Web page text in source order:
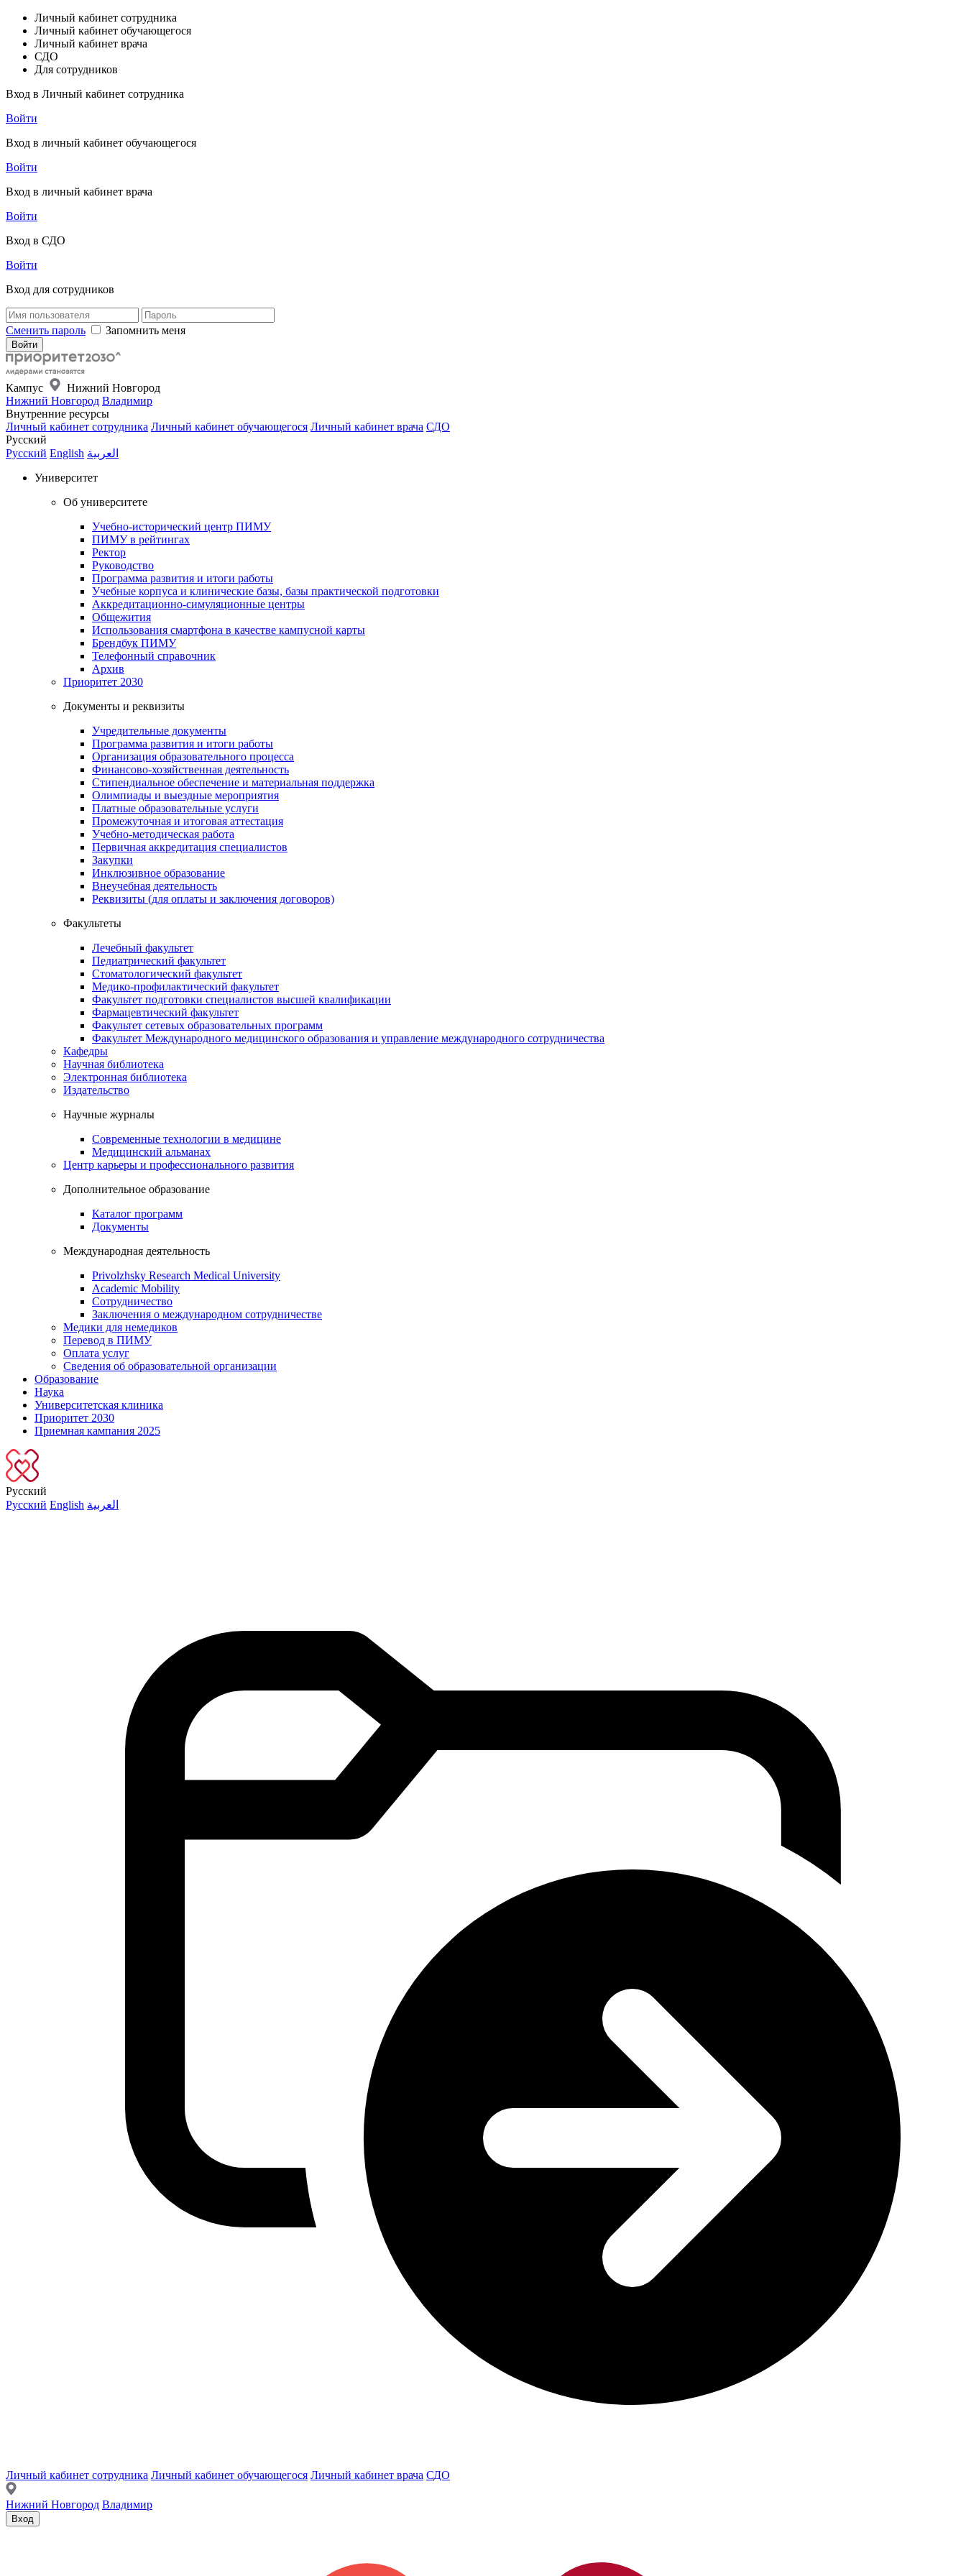
Личный кабинет сотрудника
Личный кабинет обучающегося
Личный кабинет врача
СДО
Для сотрудников
Вход в Личный кабинет сотрудника
Войти
Вход в личный кабинет обучающегося
Войти
Вход в личный кабинет врача
Войти
Вход в СДО
Войти
Вход для сотрудников
Сменить пароль Запомнить меня
Кампус
Нижний Новгород
Нижний Новгород Владимир
Внутренние ресурсы
Личный кабинет сотрудника Личный кабинет обучающегося Личный кабинет врача СДО
Русский
Русский English العربية
Университет
Об университете
Учебно-исторический центр ПИМУ
ПИМУ в рейтингах
Ректор
Руководство
Программа развития и итоги работы
Учебные корпуса и клинические базы, базы практической подготовки
Аккредитационно-симуляционные центры
Общежития
Использования смартфона в качестве кампусной карты
Брендбук ПИМУ
Телефонный справочник
Архив
Приоритет 2030
Документы и реквизиты
Учредительные документы
Программа развития и итоги работы
Организация образовательного процесса
Финансово-хозяйственная деятельность
Стипендиальное обеспечение и материальная поддержка
Олимпиады и выездные мероприятия
Платные образовательные услуги
Промежуточная и итоговая аттестация
Учебно-методическая работа
Первичная аккредитация специалистов
Закупки
Инклюзивное образование
Внеучебная деятельность
Реквизиты (для оплаты и заключения договоров)
Факультеты
Лечебный факультет
Педиатрический факультет
Стоматологический факультет
Медико-профилактический факультет
Факультет подготовки специалистов высшей квалификации
Фармацевтический факультет
Факультет сетевых образовательных программ
Факультет Международного медицинского образования и управление международного сотрудничества
Кафедры
Научная библиотека
Электронная библиотека
Издательство
Научные журналы
Современные технологии в медицине
Медицинский альманах
Центр карьеры и профессионального развития
Дополнительное образование
Каталог программ
Документы
Международная деятельность
Privolzhsky Research Medical University
Academic Mobility
Сотрудничество
Заключения о международном сотрудничестве
Медики для немедиков
Перевод в ПИМУ
Оплата услуг
Сведения об образовательной организации
Образование
Наука
Университетская клиника
Приоритет 2030
Приемная кампания 2025
Русский
Русский English العربية
Личный кабинет сотрудника Личный кабинет обучающегося Личный кабинет врача СДО
Нижний Новгород Владимир
Вход